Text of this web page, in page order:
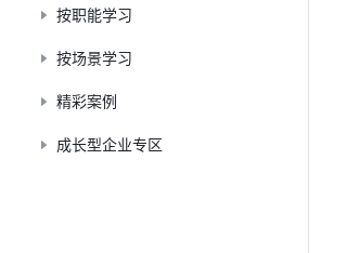
按职能学习
按场景学习
精彩案例
成长型企业专区